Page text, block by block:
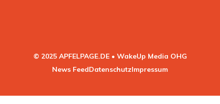
© 2025 APFELPAGE.DE • WakeUp Media OHG
News FeedDatenschutzImpressum